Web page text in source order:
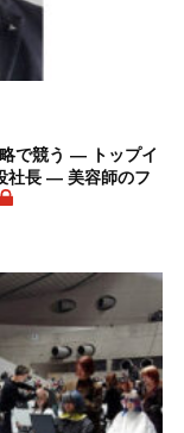
で競う ― トップイ
社長 ― 美容師のフ